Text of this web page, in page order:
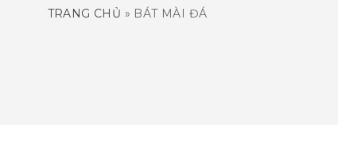
TRANG CHỦ » BÁT MÀI ĐÁ